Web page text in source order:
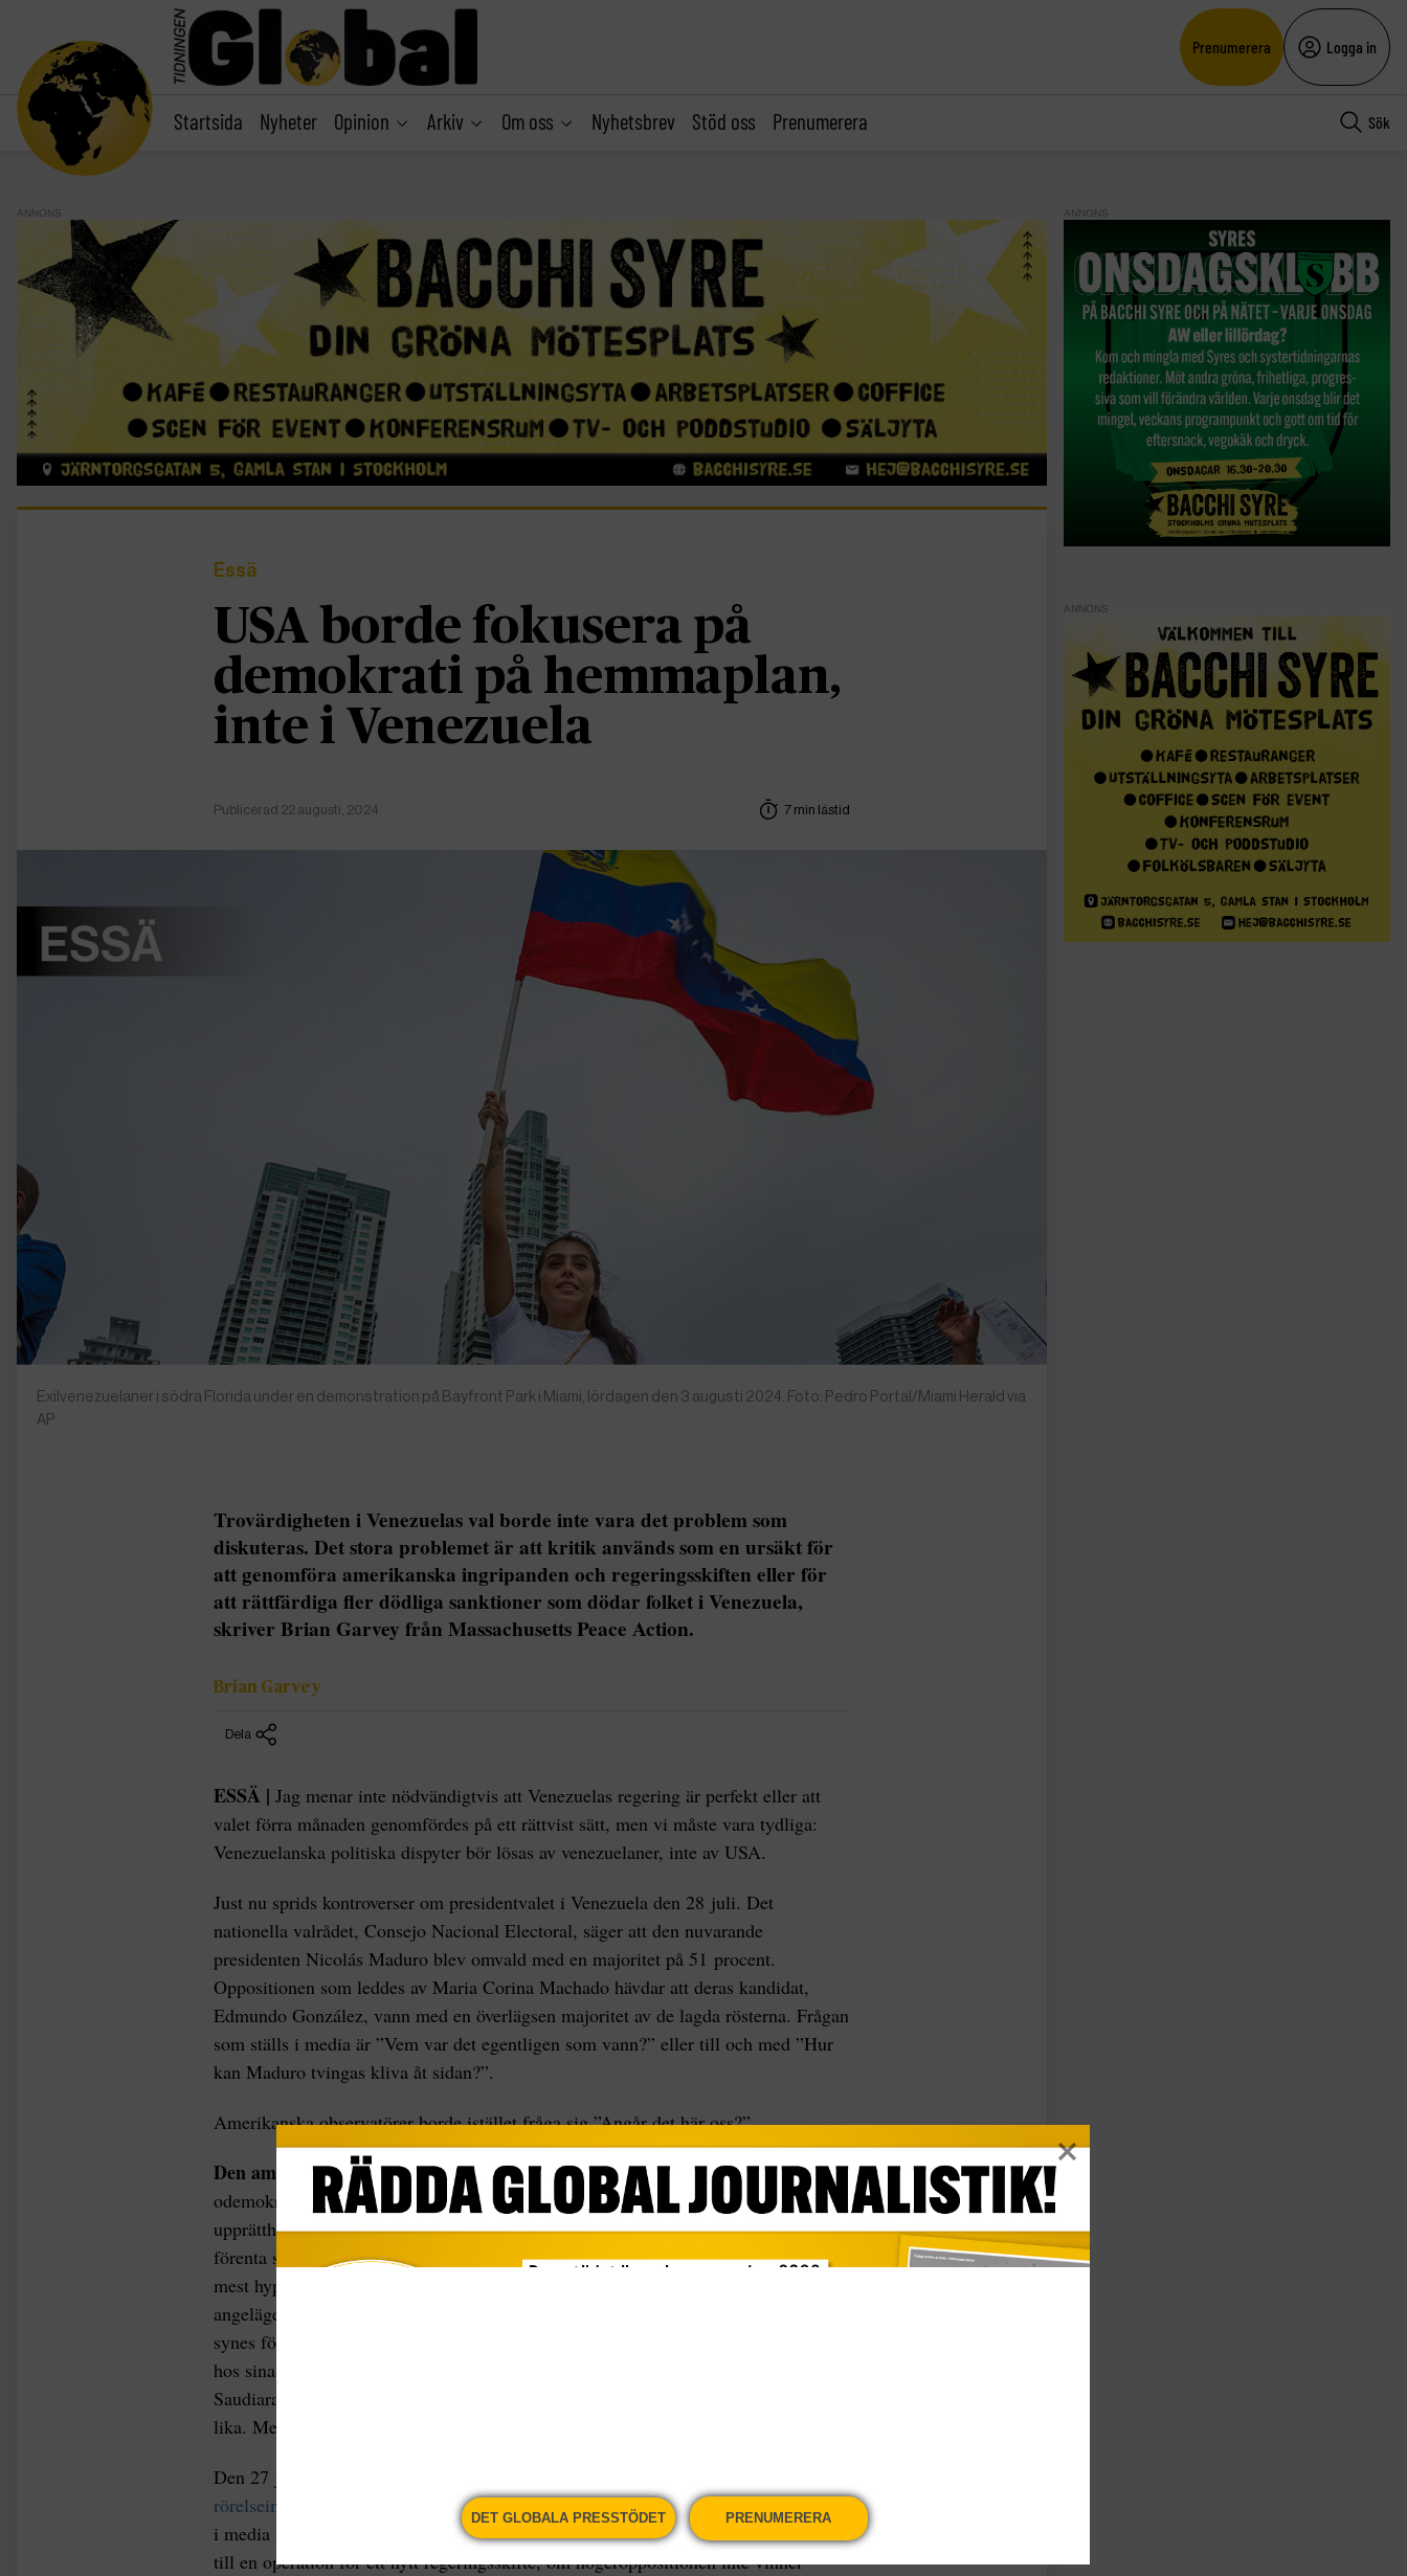
Prenumerera Logga in
Startsida Nyheter Opinion Arkiv Om oss Nyhetsbrev Stöd oss Prenumerera Sök
ANNONS
Essä
USA borde fokusera på
demokrati på hemmaplan,
inte i Venezuela
Publicerad 22 augusti, 2024 7 min lästid
Exilvenezuelaner i södra Florida under en demonstration på Bayfront Park i Miami, lördagen den 3 augusti 2024. Foto: Pedro Portal/Miami Herald via
AP
Trovärdigheten i Venezuelas val borde inte vara det problem som
diskuteras. Det stora problemet är att kritik används som en ursäkt för
att genomföra amerikanska ingripanden och regeringsskiften eller för
att rättfärdiga fler dödliga sanktioner som dödar folket i Venezuela,
skriver Brian Garvey från Massachusetts Peace Action.
Brian Garvey
Dela
ESSÄ | Jag menar inte nödvändigtvis att Venezuelas regering är perfekt eller att
valet förra månaden genomfördes på ett rättvist sätt, men vi måste vara tydliga:
Venezuelanska politiska dispyter bör lösas av venezuelaner, inte av USA.
Just nu sprids kontroverser om presidentvalet i Venezuela den 28 juli. Det
nationella valrådet, Consejo Nacional Electoral, säger att den nuvarande
presidenten Nicolás Maduro blev omvald med en majoritet på 51 procent.
Oppositionen som leddes av Maria Corina Machado hävdar att deras kandidat,
Edmundo González, vann med en överlägsen majoritet av de lagda rösterna. Frågan
som ställs i media är ”Vem var det egentligen som vann?” eller till och med ”Hur
kan Maduro tvingas kliva åt sidan?”.
Amerikanska observatörer borde istället fråga sig ”Angår det här oss?”.
Den amerikanska regeringen kritiserar ständigt val runt om i världen för att vara
odemokratiska. De säger sig stödja en ”regelbaserad världsordning” och
upprätthålla en utrikespolitik som utgår från mänskliga rättigheter. Men Amerikas
förenta stater är inte direkt en rättvis domare. De är utan tvekan världshistoriens
mest hyper-interventionistiska land. De har upprepade gånger lagt sig i interna
angelägenheter hos regeringar som de inte gillar, ofta invaderat och störtat dem, till
synes för demokratins skull. De kritiserar dock inte antidemokratiska beteenden
hos sina allierade, som
Saudiarabien. Liksom i Orwells berömda roman så hävdar Amerika att alla djur är
lika. Men det är tydligt att de egentligen tycker att vissa djur är mer lika än andra.
Den 27 juli, dagen före valet i Venezuela,
rörelseinkubator i New York, ett brevdär de varnade att ”ett västerländskt narrativ
i media har redan börjat påstå att valet inte har gått rätt till – och lägger grunden
till en operation för ett nytt regeringsskifte, om högeroppositionen inte vinner
ANNONS
ANNONS
DET GLOBALA PRESSTÖDET PRENUMERERA